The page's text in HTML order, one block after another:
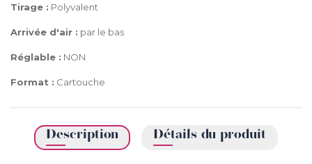
Tirage : Polyvalent
Arrivée d'air : par le bas
Réglable : NON
Format : Cartouche
Description Détails du produit